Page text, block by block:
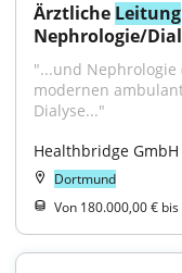
Ärztliche Leitung
Nephrologie/
"...und Nephrologie
modernen
Dialyse..."
Healthbridge
Dortmund
Von 180.000,00 €